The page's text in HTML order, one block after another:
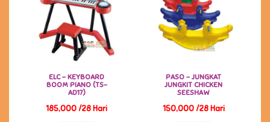
ELC - KEYBOARD
BOOM PIANO (TS-
AD17)
185,000 /28 Hari
PASO - JUNGKAT
JUNGKIT CHICKEN
SEESHAW
150,000 /28 Hari